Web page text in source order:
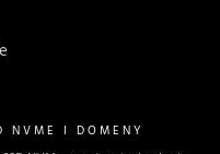
NVME I DOMENY